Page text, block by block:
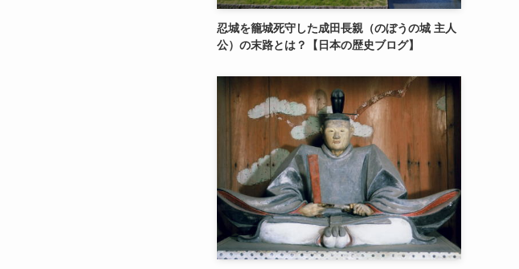
忍城を籠城死守した成田長親（のぼうの城 主人
公）の末路とは？【日本の歴史ブログ】